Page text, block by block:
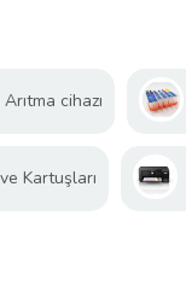
cihazı
Kartuşları